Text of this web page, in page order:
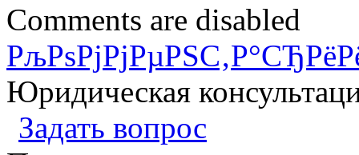
Comments are disabled
Юридическая
Задать вопрос